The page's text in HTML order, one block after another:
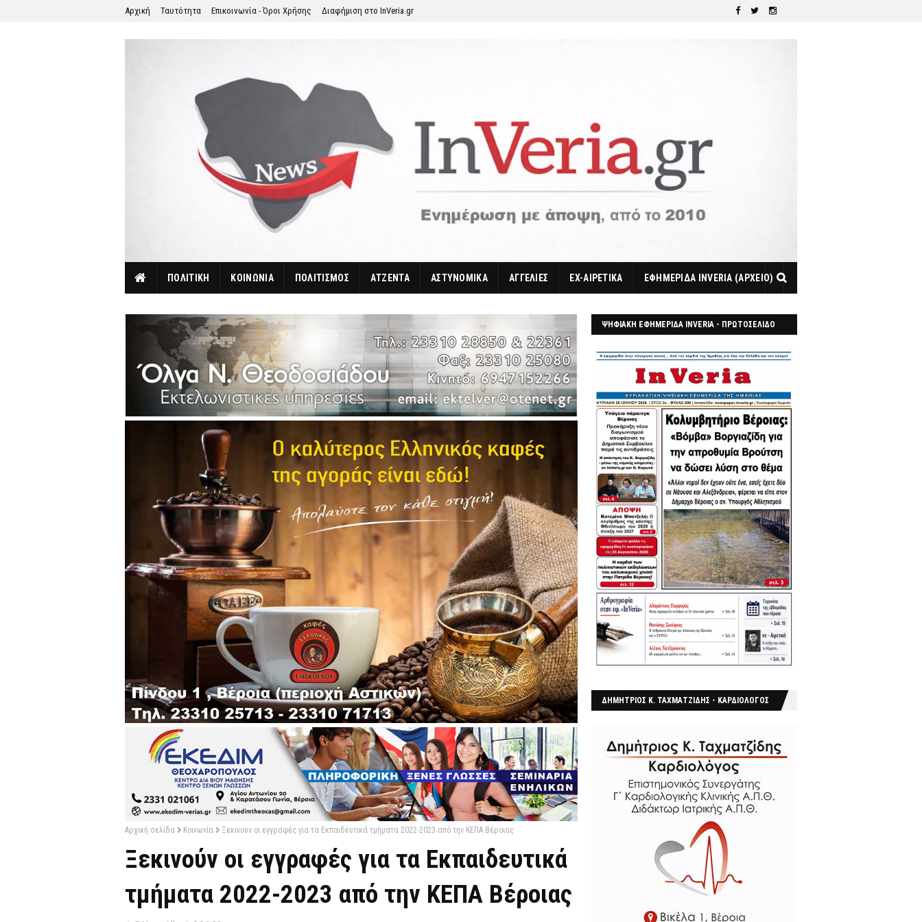
Αρχική Ταυτότητα Επικοινωνία - Όροι Χρήσης Διαφήμιση στο InVeria.gr
ΠΟΛΙΤΙΚΗ ΚΟΙΝΩΝΙΑ ΠΟΛΙΤΙΣΜΟΣ ΑΤΖΕΝΤΑ ΑΣΤΥΝΟΜΙΚΑ ΑΓΓΕΛΙΕΣ EX-ΑΙΡΕΤΙΚΑ ΕΦΗΜΕΡΙΔΑ INVERIA (ΑΡΧΕΙΟ)
Αρχική σελίδα Κοινωνία Ξεκινούν οι εγγραφές για τα Εκπαιδευτικά τμήματα 2022-2023 από την ΚΕΠΑ Βέροιας
Ξεκινούν οι εγγραφές για τα Εκπαιδευτικά
τμήματα 2022-2023 από την ΚΕΠΑ Βέροιας
ΨΗΦΙΑΚΗ ΕΦΗΜΕΡΙΔΑ INVERIA - ΠΡΩΤΟΣΕΛΙΔΟ
ΔΗΜΗΤΡΙΟΣ Κ. ΤΑΧΜΑΤΖΙΔΗΣ - ΚΑΡΔΙΟΛΟΓΟΣ